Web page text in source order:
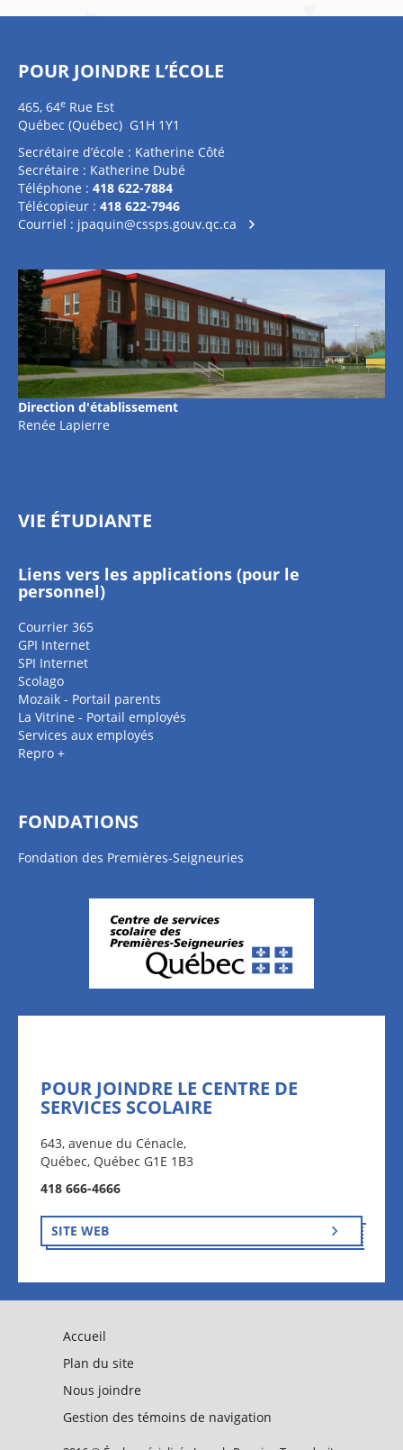
POUR JOINDRE L’ÉCOLE
465, 64e Rue Est
Québec (Québec) G1H 1Y1
Secrétaire d’école : Katherine Côté
Secrétaire : Katherine Dubé
Téléphone : 418 622-7884
Télécopieur : 418 622-7946
Courriel : jpaquin@cssps.gouv.qc.ca
Direction d'établissement
Renée Lapierre
VIE ÉTUDIANTE
Liens vers les applications (pour le
personnel)
Courrier 365
GPI Internet
SPI Internet
Scolago
Mozaik - Portail parents
La Vitrine - Portail employés
Services aux employés
Repro +
FONDATIONS
Fondation des Premières-Seigneuries
POUR JOINDRE LE CENTRE DE
SERVICES SCOLAIRE
643, avenue du Cénacle,
Québec, Québec G1E 1B3
418 666-4666
SITE WEB
Accueil
Plan du site
Nous joindre
Gestion des témoins de navigation